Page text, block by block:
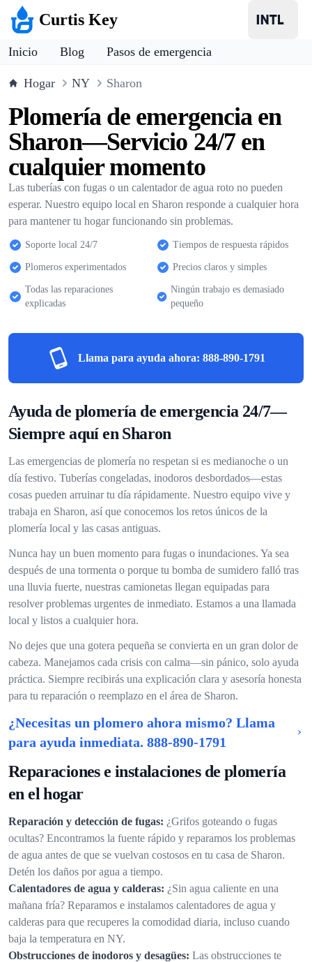
Curtis Key
Inicio Blog Pasos de emergencia
Hogar NY Sharon
Plomería de emergencia en
Sharon—Servicio 24/7 en
cualquier momento
Las tuberías con fugas o un calentador de agua roto no pueden
esperar. Nuestro equipo local en Sharon responde a cualquier hora
para mantener tu hogar funcionando sin problemas.
Soporte local 24/7 Tiempos de respuesta rápidos
Plomeros experimentados Precios claros y simples
Todas las reparaciones
explicadas
Ningún trabajo es demasiado
pequeño
Llama para ayuda ahora: 888-890-1791
Ayuda de plomería de emergencia 24/7—
Siempre aquí en Sharon
Las emergencias de plomería no respetan si es medianoche o un
día festivo. Tuberías congeladas, inodoros desbordados—estas
cosas pueden arruinar tu día rápidamente. Nuestro equipo vive y
trabaja en Sharon, así que conocemos los retos únicos de la
plomería local y las casas antiguas.
Nunca hay un buen momento para fugas o inundaciones. Ya sea
después de una tormenta o porque tu bomba de sumidero falló tras
una lluvia fuerte, nuestras camionetas llegan equipadas para
resolver problemas urgentes de inmediato. Estamos a una llamada
local y listos a cualquier hora.
No dejes que una gotera pequeña se convierta en un gran dolor de
cabeza. Manejamos cada crisis con calma—sin pánico, solo ayuda
práctica. Siempre recibirás una explicación clara y asesoría honesta
para tu reparación o reemplazo en el área de Sharon.
¿Necesitas un plomero ahora mismo? Llama
para ayuda inmediata. 888-890-1791
Reparaciones e instalaciones de plomería
en el hogar
Reparación y detección de fugas: ¿Grifos goteando o fugas
ocultas? Encontramos la fuente rápido y reparamos los problemas
de agua antes de que se vuelvan costosos en tu casa de Sharon.
Detén los daños por agua a tiempo.
Calentadores de agua y calderas: ¿Sin agua caliente en una
mañana fría? Reparamos e instalamos calentadores de agua y
calderas para que recuperes la comodidad diaria, incluso cuando
baja la temperatura en NY.
Obstrucciones de inodoros y desagües: Las obstrucciones te